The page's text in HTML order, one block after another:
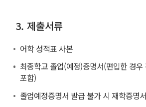
3. 제출서류
어학 성적표 사본
최종학교 졸업(예정)증명서(편입한 경
포함)
졸업예정증명서 발급 불가 시 재학증명